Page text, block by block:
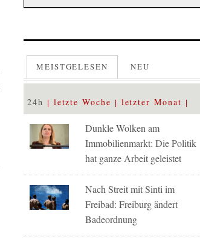
MEISTGELESEN NEU
24h letzte Woche letzter Monat
Dunkle Wolken am
Immobilienmarkt: Die Politik
hat ganze Arbeit geleistet
Nach Streit mit Sinti im
Freibad: Freiburg ändert
Badeordnung